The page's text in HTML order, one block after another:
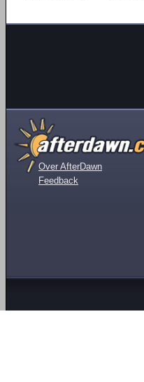
Over AfterDawn
Feedback